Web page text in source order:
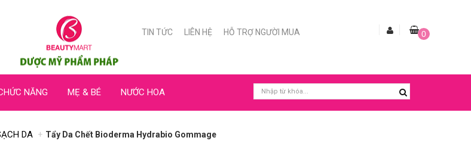
TIN TỨC LIÊN HỆ HỖ TRỢ NGƯỜI MUA 0
NĂNG MẸ & BÉ NƯỚC HOA
DA Tẩy Da Chết Bioderma Hydrabio Gommage